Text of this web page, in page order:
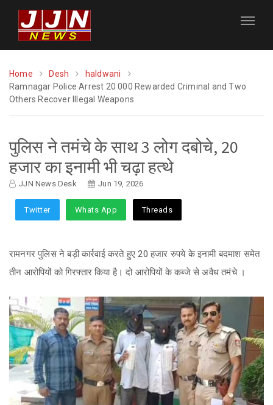
Home Desh
haldwani
Ramnagar Police Arrest 20 000 Rewarded Criminal and Two
Others Recover Illegal Weapons
पुलिस ने तमंचे के साथ 3 लोग दबोचे, 20
हजार का इनामी भी चढ़ा हत्थे
JJN News Desk Jun 19, 2026
Twitter Whats App Threads
रामनगर पुलिस ने बड़ी कार्रवाई करते हुए 20 हजार रुपये के इनामी बदमाश समेत
तीन आरोपियों को गिरफ्तार किया है। दो आरोपियों के कब्जे से अवैध तमंचे ।